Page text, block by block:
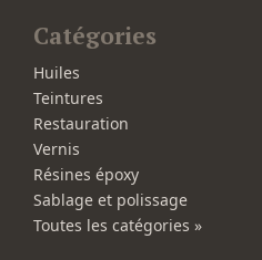
Catégories
Huiles
Teintures
Restauration
Vernis
Résines époxy
Sablage et polissage
Toutes les catégories »